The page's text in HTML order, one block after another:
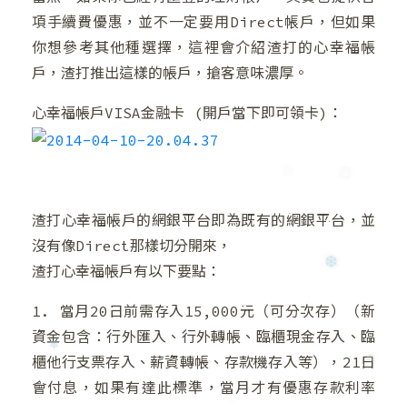
項手續費優惠，並不一定要用Direct帳戶，但如果
你想參考其他種選擇，這裡會介紹渣打的心幸福帳
戶，渣打推出這樣的帳戶，搶客意味濃厚。
心幸福帳戶VISA金融卡 (開戶當下即可領卡)：
渣打心幸福帳戶的網銀平台即為既有的網銀平台，並
沒有像Direct那樣切分開來，
渣打心幸福帳戶有以下要點：
1. 當月20日前需存入15,000元（可分次存）（新
資金包含：行外匯入、行外轉帳、臨櫃現金存入、臨
櫃他行支票存入、薪資轉帳、存款機存入等），21日
會付息，如果有達此標準，當月才有優惠存款利率
❆
❄